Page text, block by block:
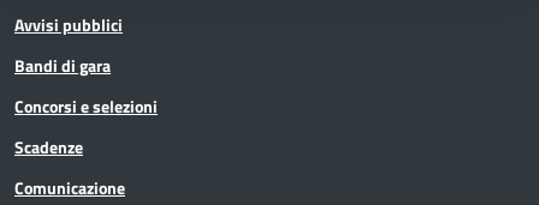
Avvisi pubblici
Bandi di gara
Concorsi e selezioni
Scadenze
Comunicazione